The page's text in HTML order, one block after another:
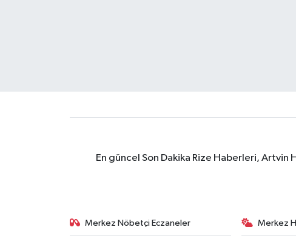
En güncel Son Dakika Rize Haberleri,
Merkez Nöbetçi Eczaneler Merkez